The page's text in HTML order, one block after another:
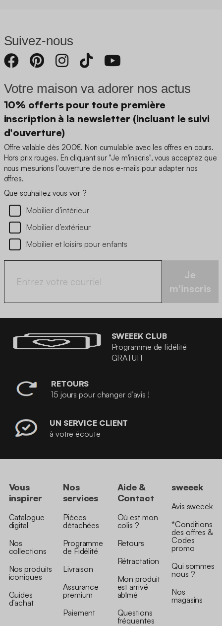
Suivez-nous
Votre maison va adorer nos actus
10% offerts pour toute première
inscription à la newsletter (incluant le suivi
d'ouverture)
Offre valable dès 200€. Non cumulable avec les offres en cours.
Hors prix rouges. En cliquant sur "Je m'inscris", vous acceptez que
nous mesurions l'ouverture de nos e-mails pour adapter nos
offres.
Que souhaitez vous voir ?
Mobilier d’intérieur
Mobilier d’extérieur
Mobilier et loisirs pour enfants
Je
m'inscris
SWEEEK CLUB
Programme de fidélité
GRATUIT
RETOURS
15 jours pour changer d’avis !
UN SERVICE CLIENT
à votre écoute
Vous
inspirer
Catalogue
digital
Nos
collections
Nos produits
iconiques
Guides
d’achat
Nos
services
Pièces
détachées
Programme
de Fidélité
Livraison
Assurance
premium
Paiement
Aide &
Contact
Où est mon
colis ?
Retours
Rétractation
Mon produit
est arrivé
abîmé
Questions
fréquentes
sweeek
Avis sweeek
*Conditions
des offres &
Codes
promo
Qui sommes
nous ?
Nos
magasins